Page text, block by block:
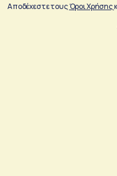
Αποδέχεστε τουςΌροι Χρήσης